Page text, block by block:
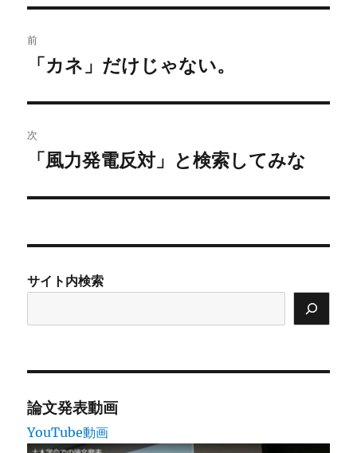
稿
ビ
ゲ
ー
ン
前
前
投
稿:
「カネ」だけじゃない。
次
次
投
「風力発電反対」と検索してみな
サイト内検索
論文発表動画
YouTube動画